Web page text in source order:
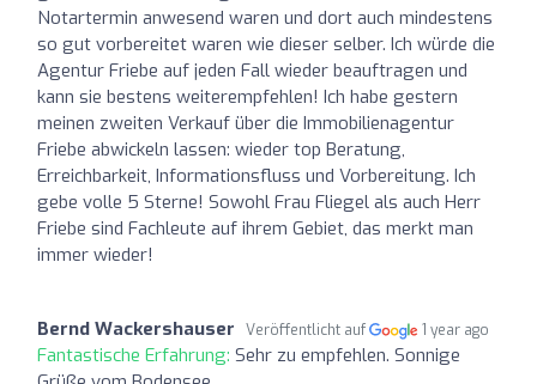
Notartermin anwesend waren und dort auch mindestens
so gut vorbereitet waren wie dieser selber. Ich würde die
Agentur Friebe auf jeden Fall wieder beauftragen und
kann sie bestens weiterempfehlen! Ich habe gestern
meinen zweiten Verkauf über die Immobilienagentur
Friebe abwickeln lassen: wieder top Beratung,
Erreichbarkeit, Informationsfluss und Vorbereitung. Ich
gebe volle 5 Sterne! Sowohl Frau Fliegel als auch Herr
Friebe sind Fachleute auf ihrem Gebiet, das merkt man
immer wieder!
Bernd Wackershauser Veröffentlicht auf 1 year ago
Fantastische Erfahrung: Sehr zu empfehlen. Sonnige